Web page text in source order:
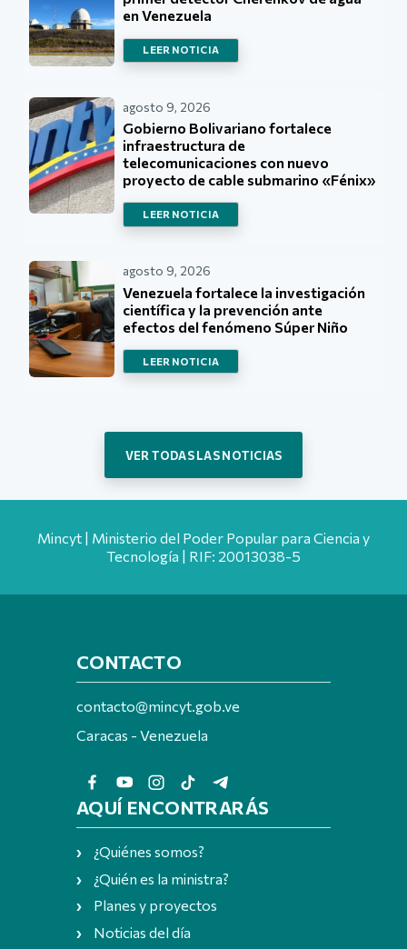
en Venezuela
LEER NOTICIA
agosto 9, 2026
Gobierno Bolivariano fortalece
infraestructura de
telecomunicaciones con nuevo
proyecto de cable submarino «Fénix»
LEER NOTICIA
agosto 9, 2026
Venezuela fortalece la investigación
científica y la prevención ante
efectos del fenómeno Súper Niño
LEER NOTICIA
VER TODAS LAS NOTICIAS
Mincyt | Ministerio del Poder Popular para Ciencia y
Tecnología | RIF: 20013038-5
CONTACTO
contacto@mincyt.gob.ve
Caracas - Venezuela
AQUÍ ENCONTRARÁS
¿Quiénes somos?
¿Quién es la ministra?
Planes y proyectos
Noticias del día